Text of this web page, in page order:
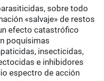
sobre todo
«salvaje» de restos
efecto catastrófico
poquísimas
insecticidas,
e inhibidores
espectro de acción